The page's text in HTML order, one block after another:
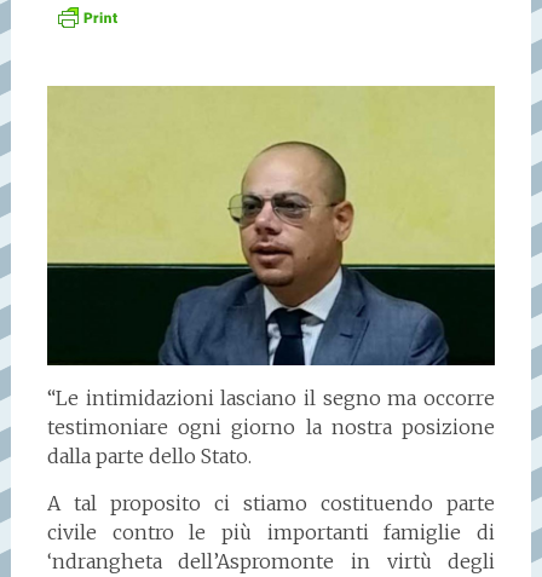
“Le intimidazioni lasciano il segno ma occorre
testimoniare ogni giorno la nostra posizione
dalla parte dello Stato.
A tal proposito ci stiamo costituendo parte
civile contro le più importanti famiglie di
‘ndrangheta dell’Aspromonte in virtù degli